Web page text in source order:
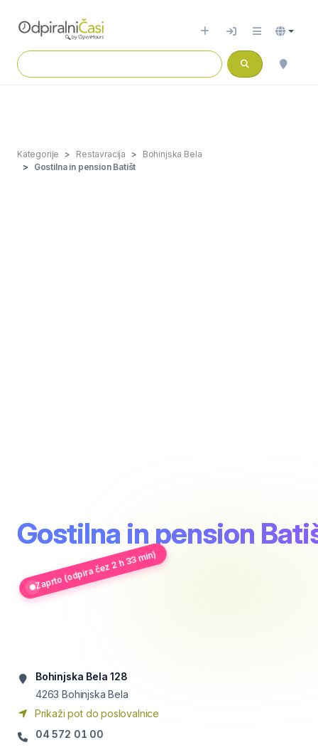
Kategorije Restavracija
Bohinjska Bela
Gostilna in pension Batišt
Gostilna in pension
Zaprto (odpira čez 2 h 33 min)
Bohinjska Bela 128
4263 Bohinjska Bela
Prikaži pot do poslovalnice
04 572 01 00